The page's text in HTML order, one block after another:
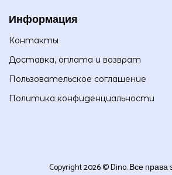
Информация
Контакты
Доставка, оплата и возврат
Пользовательское соглашение
Политика конфиденциальности
Copyright 2026 © Dino. Все